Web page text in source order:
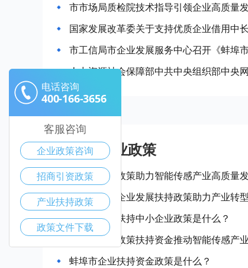
市市场局质检院技术指导引领企业高质量
国家发展改革委关于支持优质企业借用中
蚌埠市产业政策
蚌埠市惠企政策助力智能传感产业高质量
蚌埠市中小企业发展扶持政策助力产业转
蚌埠市政府扶持中小企业政策是什么？
蚌埠市企业政策扶持资金推动智能传感产
蚌埠市企业扶持资金政策是什么？
电话咨询
400-166-3656
客服咨询
企业政策咨询
招商引资政策
产业扶持政策
政策文件下载